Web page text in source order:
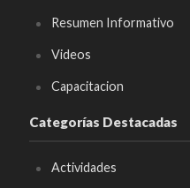
Resumen Informativo
Videos
Capacitacion
Categorías Destacadas
Actividades